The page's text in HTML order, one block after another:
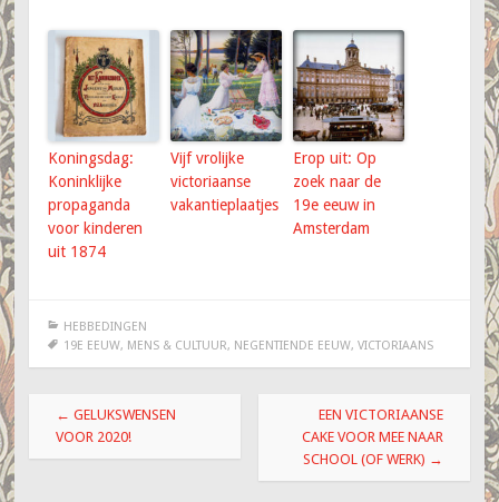
Koningsdag:
Koninklijke
propaganda
voor kinderen
uit 1874
Vijf vrolijke
victoriaanse
vakantieplaatjes
Erop uit: Op
zoek naar de
19e eeuw in
Amsterdam
HEBBEDINGEN
19E EEUW, MENS & CULTUUR, NEGENTIENDE EEUW, VICTORIAANS
Berichtnavigatie
← GELUKSWENSEN
VOOR 2020!
EEN VICTORIAANSE
CAKE VOOR MEE NAAR
SCHOOL (OF WERK) →